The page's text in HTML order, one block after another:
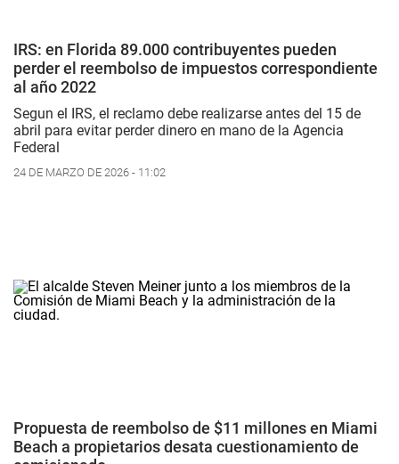
IRS: en Florida 89.000 contribuyentes pueden
perder el reembolso de impuestos correspondiente
al año 2022
Segun el IRS, el reclamo debe realizarse antes del 15 de
abril para evitar perder dinero en mano de la Agencia
Federal
24 DE MARZO DE 2026 - 11:02
Propuesta de reembolso de $11 millones en Miami
Beach a propietarios desata cuestionamiento de